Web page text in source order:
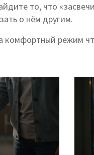
то, что
о нём другим.
комфортный режим